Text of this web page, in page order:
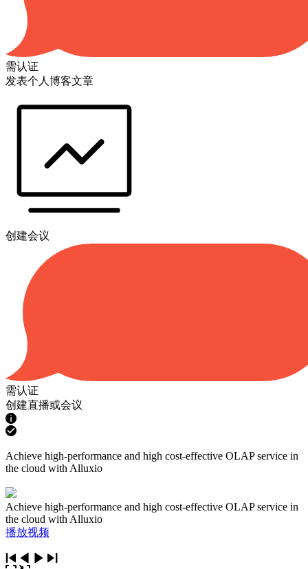
需认证
发表个人博客文章
创建会议
需认证
创建直播或会议
Achieve high-performance and high cost-effective OLAP service in
the cloud with Alluxio
Achieve high-performance and high cost-effective OLAP service in
the cloud with Alluxio
播放视频